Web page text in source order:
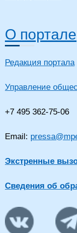
О портале
Редакция портала
Управление
+7 495 362-75-06
Email:
Экстренные
Сведения об